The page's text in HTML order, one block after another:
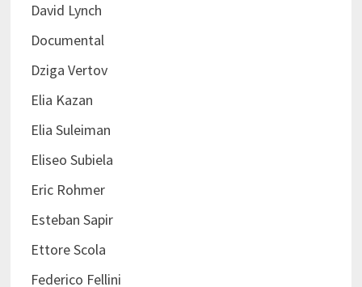
David Lynch
Documental
Dziga Vertov
Elia Kazan
Elia Suleiman
Eliseo Subiela
Eric Rohmer
Esteban Sapir
Ettore Scola
Federico Fellini